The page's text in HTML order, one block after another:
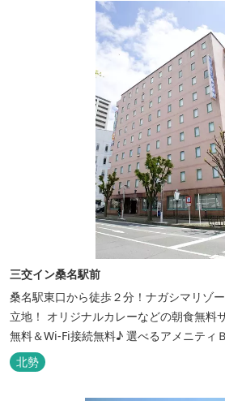
三交イン桑名駅前
桑名駅東口から徒歩２分！ナガシマリゾ
立地！ オリジナルカレーなどの朝食無料
無料＆Wi-Fi接続無料♪ 選べるアメニティ
適な滞在をサポート！
北勢